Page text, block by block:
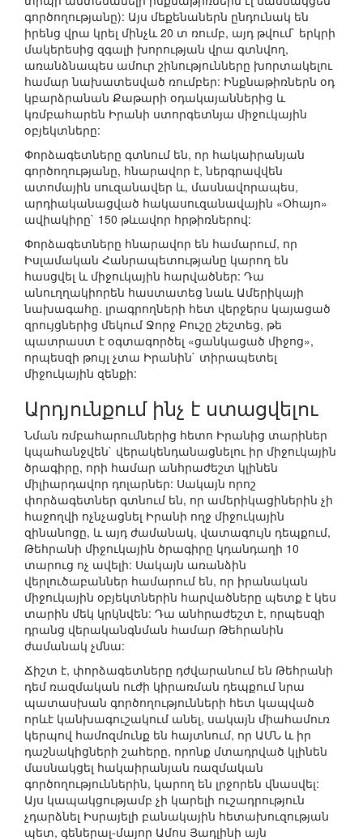
գործողությանը): Այս մեքենաներն ընդունակ են
իրենց վրա կրել մինչև 20 տ ռումբ, այդ թվում` երկրի
մակերեսից զգալի խորության վրա գտնվող,
առանձնապես ամուր շինությունները խորտակելու
համար նախատեսված ռումբեր: Ինքնաթիռներն օդ
կբարձրանան Քաթարի օդակայաններից և
կռմբահարեն Իրանի ստորգետնյա միջուկային
օբյեկտները:
Փորձագետները գտնում են, որ հակաիրանյան
գործողությանը, հնարավոր է, ներգրավվեն
ատոմային սուզանավեր և, մասնավորապես,
արդիականացված հակասուզանավային «Օհայո»
ավիակիրը` 150 թևավոր հրթիռներով:
Փորձագետները հնարավոր են համարում, որ
Իսլամական Հանրապետությանը կարող են
հասցվել և միջուկային հարվածներ: Դա
անուղղակիորեն հաստատեց նաև Ամերիկայի
նախագահը. լրագրողների հետ վերջերս կայացած
զրույցներից մեկում Ջորջ Բուշը շեշտեց, թե
պատրաստ է օգտագործել «ցանկացած միջոց»,
որպեսզի թույլ չտա Իրանին` տիրապետել
միջուկային զենքի:
Արդյունքում ինչ է ստացվելու
Նման ռմբահարումներից հետո Իրանից տարիներ
կպահանջվեն` վերակենդանացնելու իր միջուկային
ծրագիրը, որի համար անհրաժեշտ կլինեն
միլիարդավոր դոլարներ: Սակայն որոշ
փորձագետներ գտնում են, որ ամերիկացիներին չի
հաջողվի ոչնչացնել Իրանի ողջ միջուկային
զինանոցը, և այդ ժամանակ, վատագույն դեպքում,
Թեհրանի միջուկային ծրագիրը կդանդաղի 10
տարուց ոչ ավելի: Սակայն առանձին
վերլուծաբաններ համարում են, որ իրանական
միջուկային օբյեկտներին հարվածները պետք է կես
տարին մեկ կրկնվեն: Դա անհրաժեշտ է, որպեսզի
դրանց վերականգնման համար Թեհրանին
ժամանակ չմնա:
Ճիշտ է, փորձագետները դժվարանում են Թեհրանի
դեմ ռազմական ուժի կիրառման դեպքում նրա
պատասխան գործողությունների հետ կապված
որևէ կանխագուշակում անել, սակայն միահամուռ
կերպով համոզմունք են հայտնում, որ ԱՄՆ և իր
դաշնակիցների շահերը, որոնք մտադրված կլինեն
մասնակցել հակաիրանյան ռազմական
գործողություններին, կարող են լրջորեն վնասվել:
Այս կապակցությամբ չի կարելի ուշադրություն
չդարձնել Իսրայելի բանակային հետախուզության
պետ, գեներալ-մայոր Ամոս Յադլինի այն